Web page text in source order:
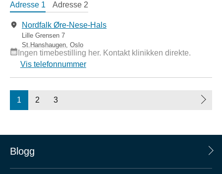
Adresse 1 Adresse 2
Nordfalk Øre-Nese-Hals
Lille Grensen 7
St.Hanshaugen, Oslo
Ingen timebestilling her. Kontakt klinikken direkte.
Vis telefonnummer
1 2 3
Blogg